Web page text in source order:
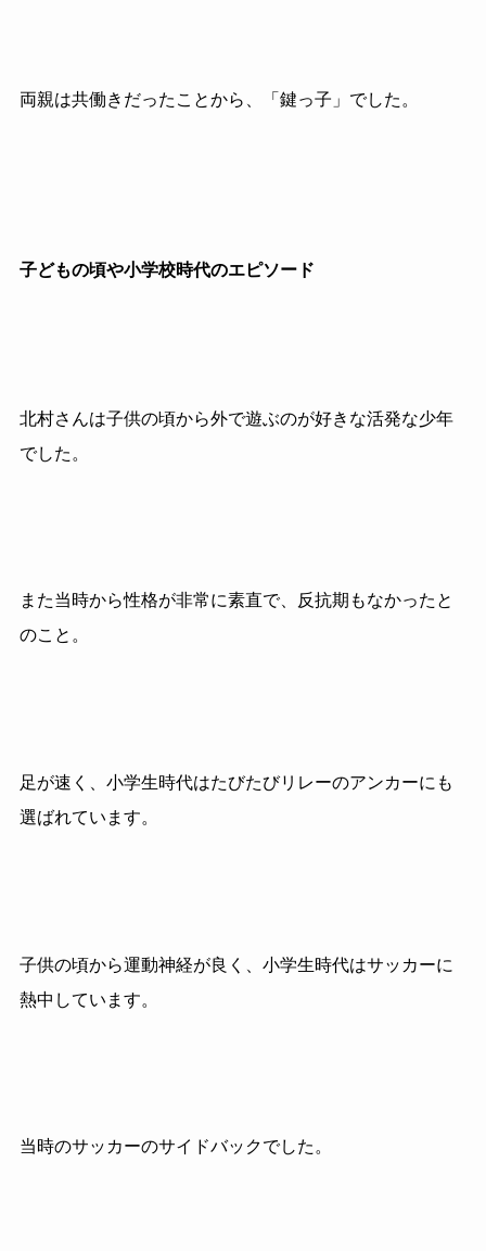
両親は共働きだったことから、「鍵っ子」でした。
子どもの頃や小学校時代のエピソード
北村さんは子供の頃から外で遊ぶのが好きな活発な少年
でした。
また当時から性格が非常に素直で、反抗期もなかったと
のこと。
足が速く、小学生時代はたびたびリレーのアンカーにも
選ばれています。
子供の頃から運動神経が良く、小学生時代はサッカーに
熱中しています。
当時のサッカーのサイドバックでした。